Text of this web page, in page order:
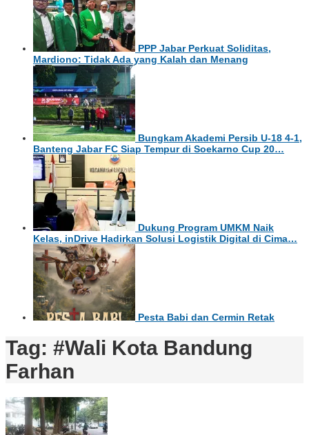
PPP Jabar Perkuat Soliditas,
Mardiono: Tidak Ada yang Kalah dan Menang
Bungkam Akademi Persib U-18 4-1,
Banteng Jabar FC Siap Tempur di Soekarno Cup 20…
Dukung Program UMKM Naik
Kelas, inDrive Hadirkan Solusi Logistik Digital di Cima…
Pesta Babi dan Cermin Retak
Tag: #Wali Kota Bandung
Farhan